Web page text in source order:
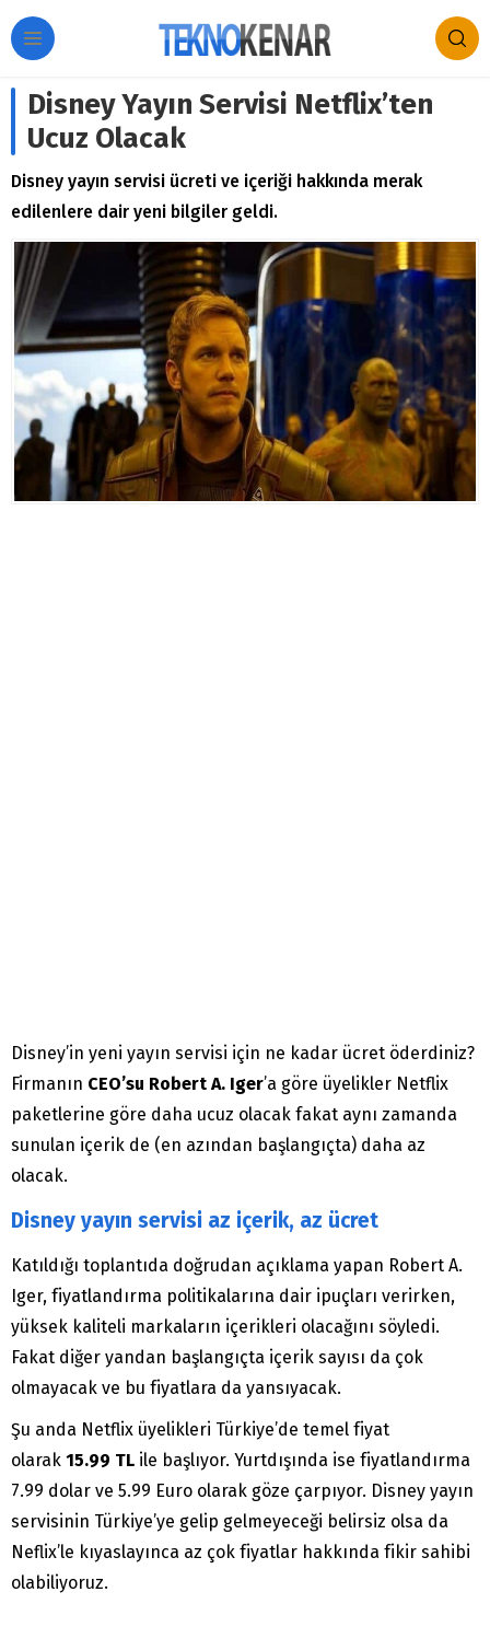
Disney Yayın Servisi Netflix’ten
Ucuz Olacak
Disney yayın servisi ücreti ve içeriği hakkında merak
edilenlere dair yeni bilgiler geldi.
Disney’in yeni yayın servisi için ne kadar ücret öderdiniz?
Firmanın CEO’su Robert A. Iger’a göre üyelikler Netflix
paketlerine göre daha ucuz olacak fakat aynı zamanda
sunulan içerik de (en azından başlangıçta) daha az
olacak.
Disney yayın servisi az içerik, az ücret
Katıldığı toplantıda doğrudan açıklama yapan Robert A.
Iger, fiyatlandırma politikalarına dair ipuçları verirken,
yüksek kaliteli markaların içerikleri olacağını söyledi.
Fakat diğer yandan başlangıçta içerik sayısı da çok
olmayacak ve bu fiyatlara da yansıyacak.
Şu anda Netflix üyelikleri Türkiye’de temel fiyat
olarak 15.99 TL ile başlıyor. Yurtdışında ise fiyatlandırma
7.99 dolar ve 5.99 Euro olarak göze çarpıyor. Disney yayın
servisinin Türkiye’ye gelip gelmeyeceği belirsiz olsa da
Neflix’le kıyaslayınca az çok fiyatlar hakkında fikir sahibi
olabiliyoruz.